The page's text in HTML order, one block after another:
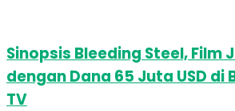
Sinopsis Bleeding Steel, Film
dengan Dana 65 Juta USD di
TV